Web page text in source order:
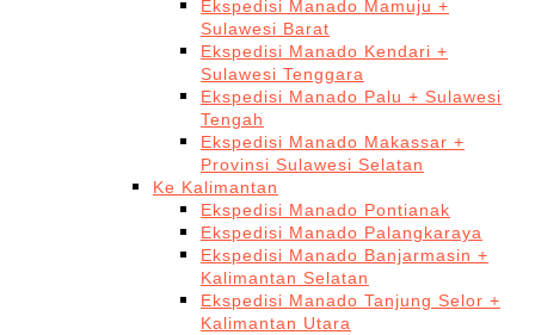
Ekspedisi Manado Mamuju +
Sulawesi Barat
Ekspedisi Manado Kendari +
Sulawesi Tenggara
Ekspedisi Manado Palu + Sulawesi
Tengah
Ekspedisi Manado Makassar +
Provinsi Sulawesi Selatan
Ke Kalimantan
Ekspedisi Manado Pontianak
Ekspedisi Manado Palangkaraya
Ekspedisi Manado Banjarmasin +
Kalimantan Selatan
Ekspedisi Manado Tanjung Selor +
Kalimantan Utara